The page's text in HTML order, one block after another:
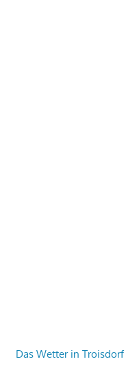
Das Wetter in Troisdorf